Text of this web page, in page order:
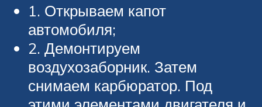
1. Открываем капот
автомобиля;
2. Демонтируем
воздухозаборник. Затем
снимаем карбюратор. Под